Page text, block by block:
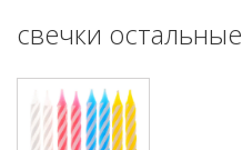
свечки остальные